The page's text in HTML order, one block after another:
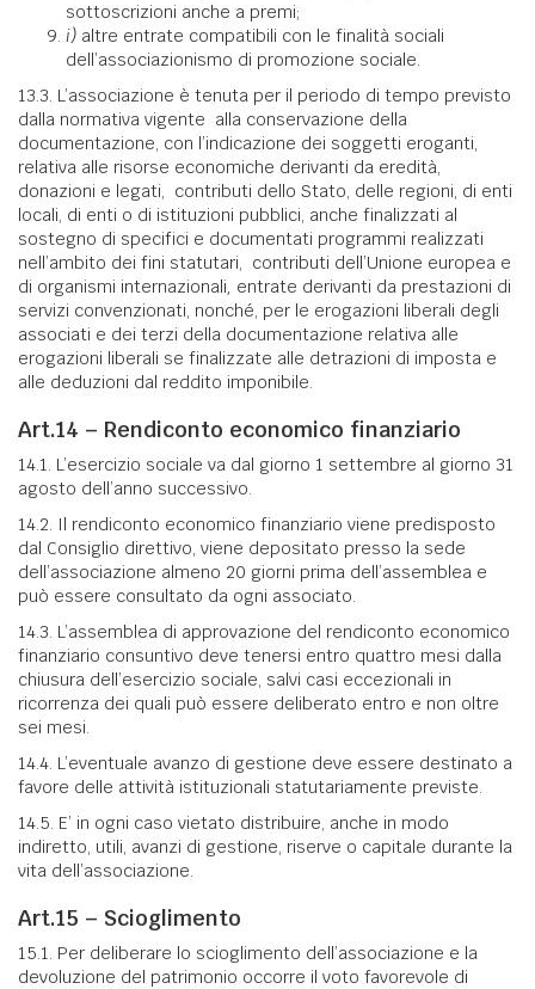
sottoscrizioni anche a premi;
i) altre entrate compatibili con le finalità sociali
dell’associazionismo di promozione sociale.
13.3. L’associazione è tenuta per il periodo di tempo previsto
dalla normativa vigente alla conservazione della
documentazione, con l’indicazione dei soggetti eroganti,
relativa alle risorse economiche derivanti da eredità,
donazioni e legati, contributi dello Stato, delle regioni, di enti
locali, di enti o di istituzioni pubblici, anche finalizzati al
sostegno di specifici e documentati programmi realizzati
nell’ambito dei fini statutari, contributi dell’Unione europea e
di organismi internazionali, entrate derivanti da prestazioni di
servizi convenzionati, nonché, per le erogazioni liberali degli
associati e dei terzi della documentazione relativa alle
erogazioni liberali se finalizzate alle detrazioni di imposta e
alle deduzioni dal reddito imponibile.
Art.14 – Rendiconto economico finanziario
14.1. L’esercizio sociale va dal giorno 1 settembre al giorno 31
agosto dell’anno successivo.
14.2. Il rendiconto economico finanziario viene predisposto
dal Consiglio direttivo, viene depositato presso la sede
dell’associazione almeno 20 giorni prima dell’assemblea e
può essere consultato da ogni associato.
14.3. L’assemblea di approvazione del rendiconto economico
finanziario consuntivo deve tenersi entro quattro mesi dalla
chiusura dell’esercizio sociale, salvi casi eccezionali in
ricorrenza dei quali può essere deliberato entro e non oltre
sei mesi.
14.4. L’eventuale avanzo di gestione deve essere destinato a
favore delle attività istituzionali statutariamente previste.
14.5. E’ in ogni caso vietato distribuire, anche in modo
indiretto, utili, avanzi di gestione, riserve o capitale durante la
vita dell’associazione.
Art.15 – Scioglimento
15.1. Per deliberare lo scioglimento dell’associazione e la
devoluzione del patrimonio occorre il voto favorevole di